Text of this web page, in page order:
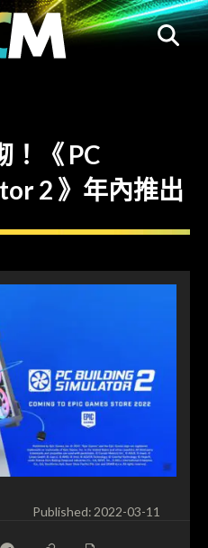
！《 PC
2 》年內推出
Published: 2022-03-11